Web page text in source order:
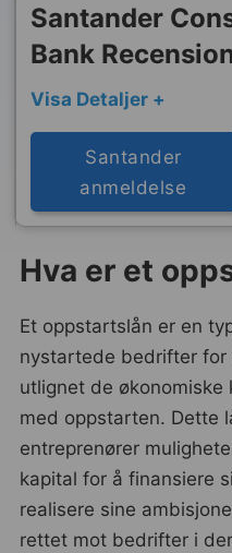
Santander
Bank
Visa Detaljer +
Santander
anmeldelse
Hva er et
Et oppstartslån er en
nystartede bedrifter for
utlignet de
med oppstarten. Dette
entreprenører
kapital for å finansiere
realisere sine
rettet mot bedrifter i